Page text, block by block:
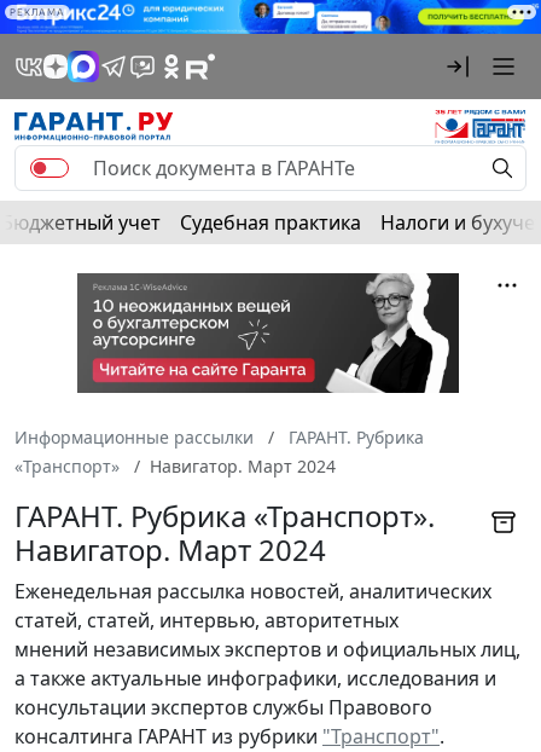
РЕКЛАМА
Бюджетный учет Судебная практика Налоги и
Информационные рассылки
ГАРАНТ. Рубрика
«Транспорт»
Навигатор. Март 2024
ГАРАНТ. Рубрика «Транспорт».
Навигатор. Март 2024
Еженедельная рассылка новостей, аналитических
статей, статей, интервью, авторитетных
мнений независимых экспертов и официальных лиц,
а также актуальные инфографики, исследования и
консультации экспертов службы Правового
консалтинга ГАРАНТ из рубрики "Транспорт".